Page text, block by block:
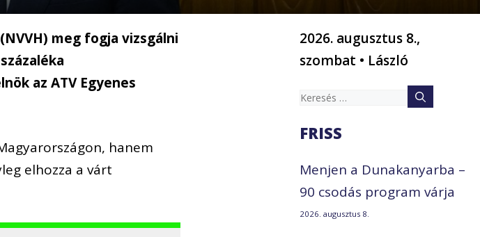
meg fogja vizsgálni
az ATV Egyenes
hanem
elhozza a várt
2026. augusztus 8.,
szombat • László
Keresés:
FRISS
Menjen a Dunakanyarba –
90 csodás program várja
2026. augusztus 8.